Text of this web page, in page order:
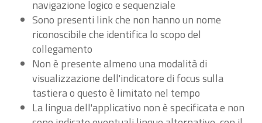
navigazione logico e sequenziale
Sono presenti link che non hanno un nome
riconoscibile che identifica lo scopo del
collegamento
Non è presente almeno una modalità di
visualizzazione dell'indicatore di focus sulla
tastiera o questo è limitato nel tempo
La lingua dell'applicativo non è specificata e non